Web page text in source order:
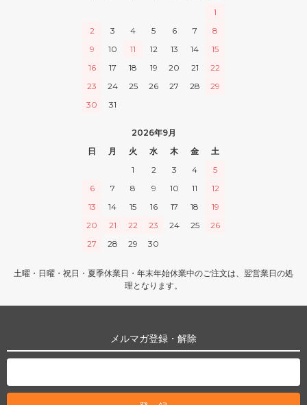
1
2
3 4 5 6 7
8
9
10 11 12 13 14
15
16
17 18 19 20 21
22
23
24 25 26 27 28
29
30
31
2026年9月
日
月 火 水 木 金
土
1
2 3 4
5
6
7 8 9 10 11
12
13
14 15 16 17 18
19
20
21 22 23 24 25
26
27
28 29 30
土曜・日曜・祝日・夏季休業日・年末年始休業中のご注文は、翌営業日の処
理となります。
メルマガ登録・解除